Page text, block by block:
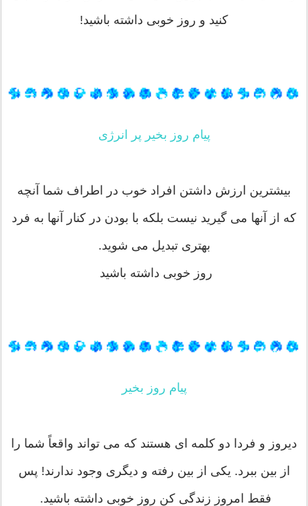
کنید و روز خوبی داشته باشید!
پیام روز بخیر پر انرژی
بیشترین ارزش داشتن افراد خوب در اطراف شما آنچه
که از آنها می گیرید نیست بلکه با بودن در کنار آنها به فرد
بهتری تبدیل می شوید.
روز خوبی داشته باشید
پیام روز بخیر
دیروز و فردا دو کلمه ای هستند که می تواند واقعاً شما را
از بین ببرد. یکی از بین رفته و دیگری وجود ندارند! پس
فقط امروز زندگی کن روز خوبی داشته باشید.